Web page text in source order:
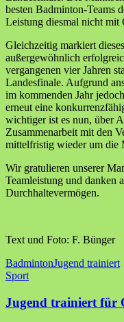
besten Badminton-Teams
Leistung diesmal nicht mit
Gleichzeitig markiert
außergewöhnlich
vergangenen vier Jahren
Landesfinale. Aufgrund
im kommenden Jahr
erneut eine
wichtiger ist es nun, über
Zusammenarbeit mit den
mittelfristig wieder um die
Wir gratulieren unserer
Teamleistung und danken
Durchhaltevermögen.
Text und Foto: F. Bünger
BadmintonJugend trainiert
Sport
Jugend trainiert für